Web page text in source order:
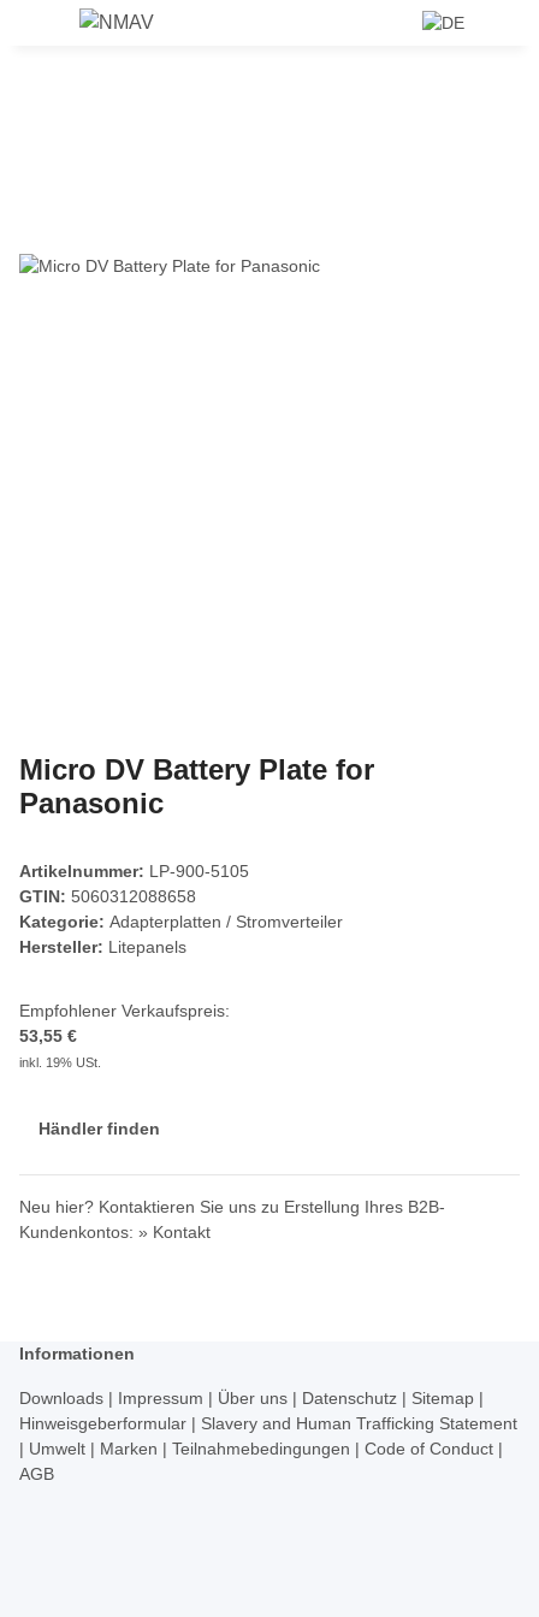
Micro DV Battery Plate for
Panasonic
Artikelnummer: LP-900-5105
GTIN: 5060312088658
Kategorie: Adapterplatten / Stromverteiler
Hersteller: Litepanels
Empfohlener Verkaufspreis:
53,55 €
inkl. 19% USt.
Händler finden
Neu hier? Kontaktieren Sie uns zu Erstellung Ihres B2B-
Kundenkontos: » Kontakt
Informationen
Downloads | Impressum | Über uns | Datenschutz | Sitemap |
Hinweisgeberformular | Slavery and Human Trafficking Statement
| Umwelt | Marken | Teilnahmebedingungen | Code of Conduct |
AGB